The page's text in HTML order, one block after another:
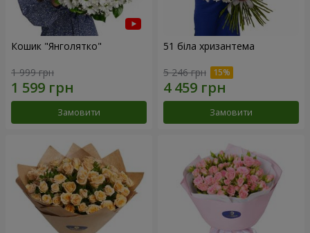
Кошик "Янголятко"
1 999 грн
Замовити
51 біла хризантема
5 246 грн
Замовити